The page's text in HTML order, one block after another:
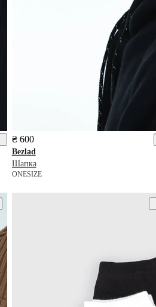
₴ 600
Bezlad
Шапка
ONESIZE